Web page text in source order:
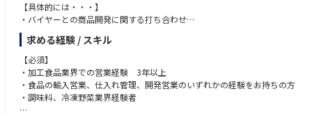
【具体的には・・・】
・バイヤーとの商品開発に関する打ち合わせ
・国内外サプライヤーの選定、価格交渉、仕入れ
・国内外加工工場選定、スケジュール調整、在庫管理、生産工程の確認と
改善指示等
・包装や梱包確認、品質保証等
・国内配送手配、輸入手続き、貿易関係書類チェック※サプライヤーや加
工工場は、主に日本国内、中国、インドネシア、韓国となります
※ 国内出張は月２回、海外出張は６ヶ月に1回程度です
求める経験 / スキル
【必須】
・加工食品業界での営業経験 3年以上
・食品の輸入営業、仕入れ管理、開発営業のいずれかの経験をお持ちの方
・調味料、冷凍野菜業界経験者